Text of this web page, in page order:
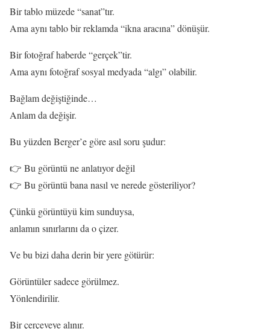
Bir tablo müzede “sanat”tır.
Ama aynı tablo bir reklamda “ikna aracına” dönüşür.
Bir fotoğraf haberde “gerçek”tir.
Ama aynı fotoğraf sosyal medyada “algı” olabilir.
Bağlam değiştiğinde…
Anlam da değişir.
Bu yüzden Berger’e göre asıl soru şudur:
👉 Bu görüntü ne anlatıyor değil
👉 Bu görüntü bana nasıl ve nerede gösteriliyor?
Çünkü görüntüyü kim sunduysa,
anlamın sınırlarını da o çizer.
Ve bu bizi daha derin bir yere götürür:
Görüntüler sadece görülmez.
Yönlendirilir.
Bir çerçeveye alınır.